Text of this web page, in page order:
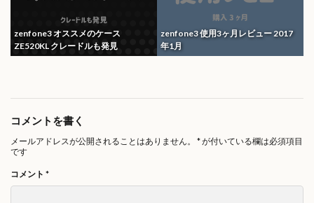
zenfone3 オススメのケース
ZE520KL クレードルも発見
zenfone3 使用3ヶ月レビュー 2017
年1月
コメントを書く
メールアドレスが公開されることはありません。 *が付いている欄は必須項目
です
コメント *